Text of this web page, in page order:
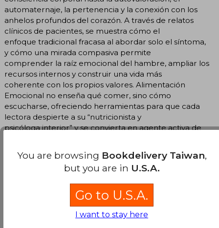
automaternaje, la pertenencia y la conexión con los
anhelos profundos del corazón. A través de relatos
clínicos de pacientes, se muestra cómo el
enfoque tradicional fracasa al abordar solo el síntoma,
y cómo una mirada compasiva permite
comprender la raíz emocional del hambre, ampliar los
recursos internos y construir una vida más
coherente con los propios valores. Alimentación
Emocional no enseña qué comer, sino cómo
escucharse, ofreciendo herramientas para que cada
lectora despierte a su “nutricionista y
psicóloga interior” y se convierta en agente activa de
Translate to english
Customers reviews
You are browsing Bookdelivery Taiwan,
but you are in U.S.A.
Go to U.S.A.
I want to stay here